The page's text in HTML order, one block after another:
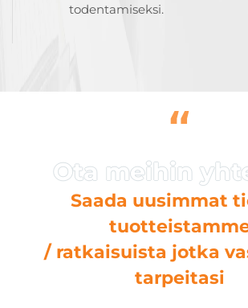
todentamiseksi.
“
Saada uusimmat
/ ratkaisuista jotka
tarpeitasi